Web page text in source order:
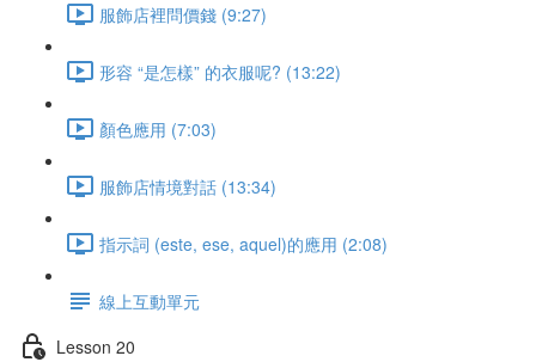
服飾店裡問價錢 (9:27)
形容 “是怎樣” 的衣服呢? (13:22)
顏色應用 (7:03)
服飾店情境對話 (13:34)
指示詞 (este, ese, aquel)的應用 (2:08)
線上互動單元
Lesson 20